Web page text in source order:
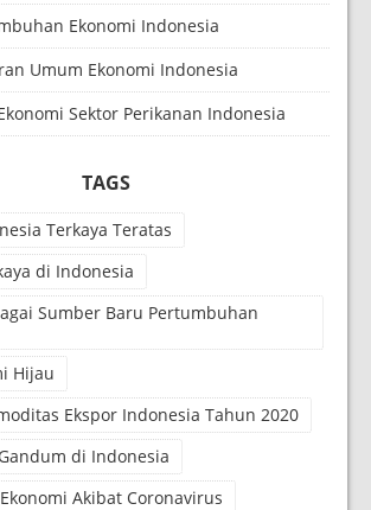
Ekonomi Indonesia
Umum Ekonomi Indonesia
Sektor Perikanan Indonesia
TAGS
Terkaya Teratas
di Indonesia
Sumber Baru Pertumbuhan
Hijau
Ekspor Indonesia Tahun 2020
di Indonesia
Akibat Coronavirus